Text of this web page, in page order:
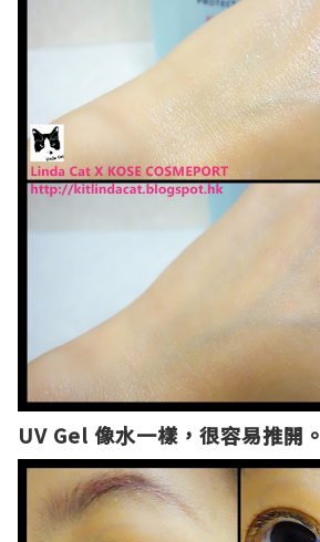
UV Gel 像水一樣，很容易推開。